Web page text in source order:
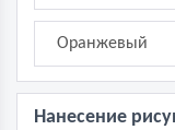
Оранжевый
Нанесение